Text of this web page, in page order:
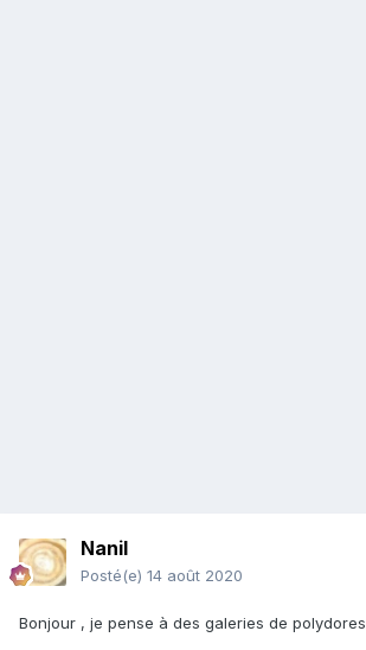
Nanil
Posté(e) 14 août 2020
Bonjour , je pense à des galeries de polydores